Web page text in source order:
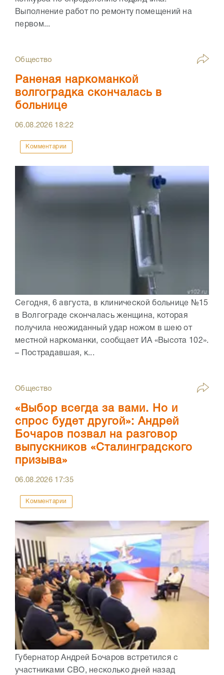
Выполнение работ по ремонту помещений на
первом...
Общество
Раненая наркоманкой
волгоградка скончалась в
больнице
06.08.2026 18:22
Комментарии
Сегодня, 6 августа, в клинической больнице №15
в Волгограде скончалась женщина, которая
получила неожиданный удар ножом в шею от
местной наркоманки, сообщает ИА «Высота 102».
– Пострадавшая, к...
Общество
«Выбор всегда за вами. Но и
спрос будет другой»: Андрей
Бочаров позвал на разговор
выпускников «Сталинградского
призыва»
06.08.2026 17:35
Комментарии
Губернатор Андрей Бочаров встретился с
участниками СВО, несколько дней назад